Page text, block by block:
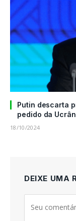
Putin descarta
pedido da
18/10/2024
DEIXE UMA